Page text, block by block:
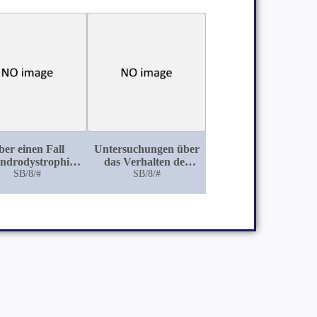
einen Fall
und
SB/8/#
Untersuchungen über
das Verhalten der
solitären und
Infektionskrankheiten
SB/8/#